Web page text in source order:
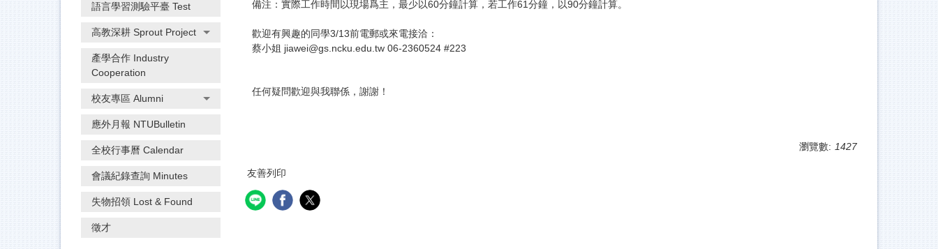
語言學習測驗平臺 Test
高教深耕 Sprout Project
產學合作 Industry
Cooperation
校友專區 Alumni
應外月報 NTUBulletin
全校行事曆 Calendar
會議紀錄查詢 Minutes
失物招領 Lost & Found
徵才
備注：實際工作時間以現場爲主，最少以60分鐘計算， 若工作61分鐘，以90分鐘計算。
歡迎有興趣的同學3/13前電郵或來電接洽：
蔡小姐 jiawei@gs.ncku.edu.tw 06-2360524 #223
任何疑問歡迎與我聯係，謝謝！
瀏覽數: 1427
友善列印